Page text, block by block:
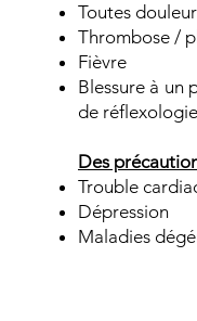
Toutes
Thrombose /
Fièvre
Blessure à un
de
Des
Trouble
Dépression
Maladies